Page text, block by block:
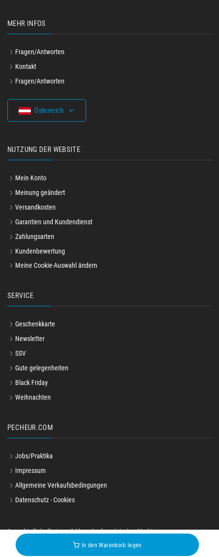
In den Warenkorb legen
MEHR INFOS
Fragen/Antworten
Kontakt
Fragen/Antworten
Österreich
NUTZUNG DER WEBSITE
Mein Konto
Meinung geändert
Versandkosten
Garantien und Kundendienst
Zahlungsarten
Kundenbewertung
Meine Cookie-Auswahl ändern
SERVICE
Geschenkkarte
Newsletter
SSV
Gute gelegenheiten
Black Friday
Weihnachten
PECHEUR.COM
Jobs/Praktika
Impressum
Allgemeine Verkaufsbedingungen
Datenschutz - Cookies
*unverbindliche Preisempfehlung des französischen Marktes
© pecheur.com 2004-2026